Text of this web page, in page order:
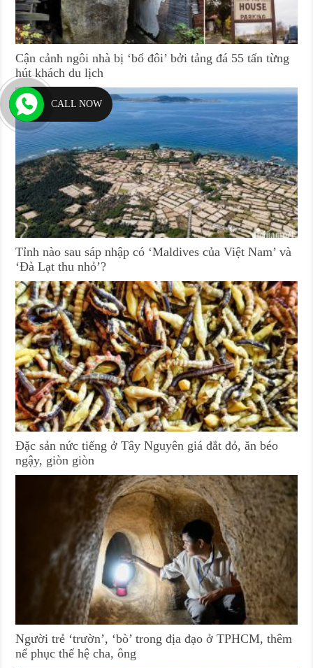
Cận cảnh ngôi nhà bị ‘bổ đôi’ bởi tảng đá 55 tấn từng
hút khách du lịch
Tỉnh nào sau sáp nhập có ‘Maldives của Việt Nam’ và
‘Đà Lạt thu nhỏ’?
Đặc sản nức tiếng ở Tây Nguyên giá đắt đỏ, ăn béo
ngậy, giòn giòn
Người trẻ ‘trườn’, ‘bò’ trong địa đạo ở TPHCM, thêm
nể phục thế hệ cha, ông
CALL NOW